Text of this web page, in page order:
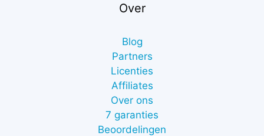
Over
Blog
Partners
Licenties
Affiliates
Over ons
7 garanties
Beoordelingen